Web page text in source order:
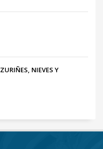
NIEVES Y